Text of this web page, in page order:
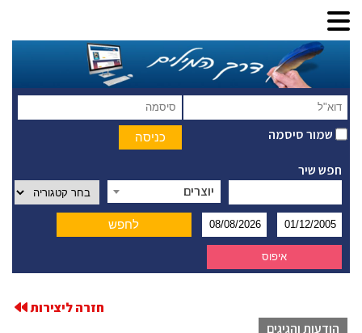
שמור סיסמה
חפש שיר
יוצרים
חזרה ליצירות
הודעות והגיגים